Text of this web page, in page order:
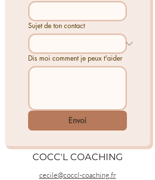
Sujet de ton contact
Dis moi comment je peux t'aider
Envoi
COCC'L COACHING
cecile@coccl-coaching.fr